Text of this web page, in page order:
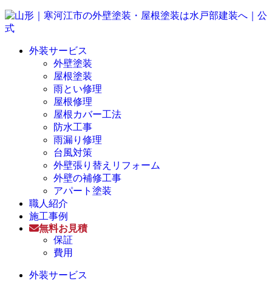
外装サービス
外壁塗装
屋根塗装
雨とい修理
屋根修理
屋根カバー工法
防水工事
雨漏り修理
台風対策
外壁張り替えリフォーム
外壁の補修工事
アパート塗装
職人紹介
施工事例
無料お見積
保証
費用
外装サービス